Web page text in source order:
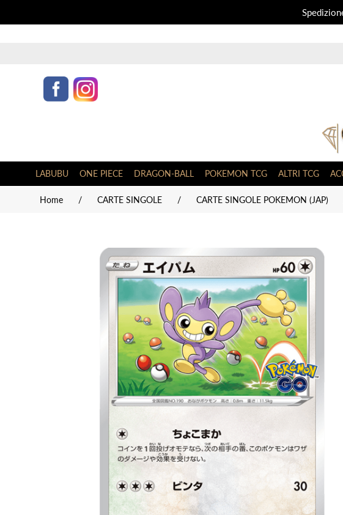
LABUBU ONE PIECE DRAGON-BALL POKEMON TCG ALTRI TCG
Home / CARTE SINGOLE / CARTE SINGOLE POKEMON (JAP)